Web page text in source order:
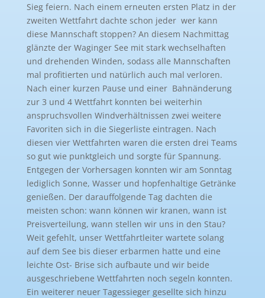
Sieg feiern. Nach einem erneuten ersten Platz in der
zweiten Wettfahrt dachte schon jeder wer kann
diese Mannschaft stoppen? An diesem Nachmittag
glänzte der Waginger See mit stark wechselhaften
und drehenden Winden, sodass alle Mannschaften
mal profitierten und natürlich auch mal verloren.
Nach einer kurzen Pause und einer Bahnänderung
zur 3 und 4 Wettfahrt konnten bei weiterhin
anspruchsvollen Windverhältnissen zwei weitere
Favoriten sich in die Siegerliste eintragen. Nach
diesen vier Wettfahrten waren die ersten drei Teams
so gut wie punktgleich und sorgte für Spannung.
Entgegen der Vorhersagen konnten wir am Sonntag
lediglich Sonne, Wasser und hopfenhaltige Getränke
genießen. Der darauffolgende Tag dachten die
meisten schon: wann können wir kranen, wann ist
Preisverteilung, wann stellen wir uns in den Stau?
Weit gefehlt, unser Wettfahrtleiter wartete solang
auf dem See bis dieser erbarmen hatte und eine
leichte Ost- Brise sich aufbaute und wir beide
ausgeschriebene Wettfahrten noch segeln konnten.
Ein weiterer neuer Tagessieger gesellte sich hinzu